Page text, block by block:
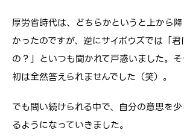
厚労省時代は、どちらかというと上から
かったのですが、逆にサイボウズでは「
の？」といつも聞かれて戸惑いました。
初は全然答えられませんでした（笑）。
でも問い続けられる中で、自分の意思を
るようになっていきました。